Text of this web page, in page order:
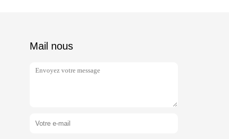
Mail nous